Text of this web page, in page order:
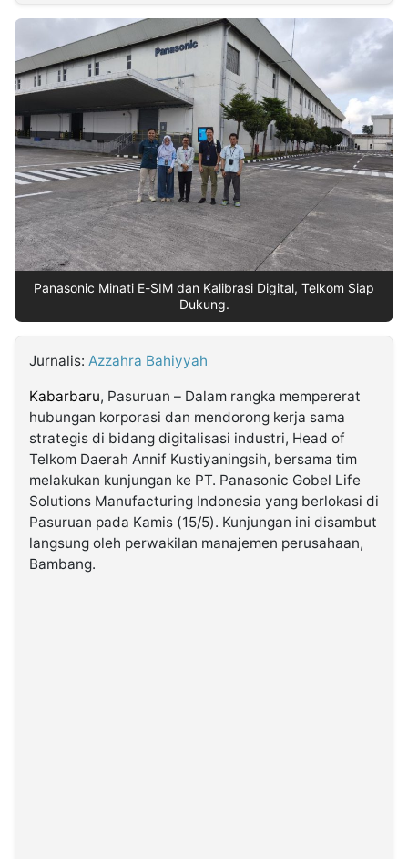
INDONESIA
Partner
Insight
NTB
Suara
Time
Lens
IDN
Daily
Jogja
Jalan
Rakyat
Idealita
News
Kita
Notice
Dinamikapost.com
Radar
Baru
Seedbacklink
Follow
Kabarbaru
Kabarbaru.co
2026
Kabarbaru
Media
Holding
Panasonic Minati E-SIM dan Kalibrasi Digital, Telkom Siap
Dukung.
Jurnalis: Azzahra Bahiyyah
Kabarbaru, Pasuruan – Dalam rangka mempererat
hubungan korporasi dan mendorong kerja sama
strategis di bidang digitalisasi industri, Head of
Telkom Daerah Annif Kustiyaningsih, bersama tim
melakukan kunjungan ke PT. Panasonic Gobel Life
Solutions Manufacturing Indonesia yang berlokasi di
Pasuruan pada Kamis (15/5). Kunjungan ini disambut
langsung oleh perwakilan manajemen perusahaan,
Bambang.